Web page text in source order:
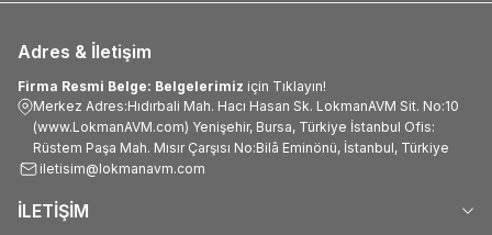
Adres & İletişim
Firma Resmi Belge: Belgelerimiz için Tıklayın!
Merkez Adres:Hıdırbali Mah. Hacı Hasan Sk. LokmanAVM Sit. No:10
(www.LokmanAVM.com) Yenişehir, Bursa, Türkiye İstanbul Ofis:
Rüstem Paşa Mah. Mısır Çarşısı No:Bilâ Eminönü, İstanbul, Türkiye
iletisim@lokmanavm.com
İLETİŞİM